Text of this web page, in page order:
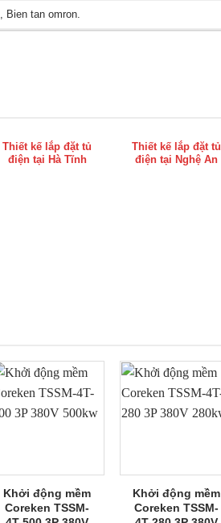
Bien tan omron
Thiết kế lắp đặt tủ
điện tại Hà Tĩnh
Thiết kế lắp đặt tủ
điện tại Nghệ An
Khởi động mềm
Coreken TSSM-
Khởi động mềm
Coreken TSSM-